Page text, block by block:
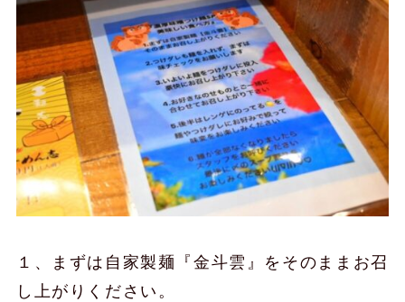
１、まずは自家製麺『金斗雲』をそのままお召
し上がりください。